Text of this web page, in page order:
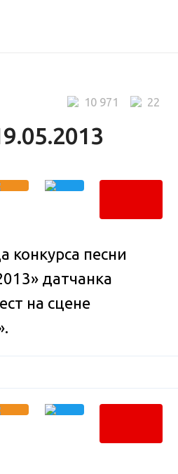
22
10 971
конкурса песни
датчанка
на сцене